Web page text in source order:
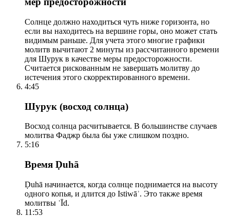
Солнце должно находиться чуть ниже горизонта, но
если вы находитесь на вершине горы, оно может стать
видимым раньше. Для учета этого многие графики
молитв вычитают 2 минуты из рассчитанного времени
для Шурук в качестве меры предосторожности.
Считается рискованным не завершать молитву до
истечения этого скорректированного времени.
4:45
Шурук (восход солнца)
Восход солнца расчитывается. В большинстве случаев
молитва Фаджр была бы уже слишком поздно.
5:16
Время Ḍuhā
Ḍuhā начинается, когда солнце поднимается на высоту
одного копья, и длится до Istiwāʾ. Это также время
молитвы ʿĪd.
11:53